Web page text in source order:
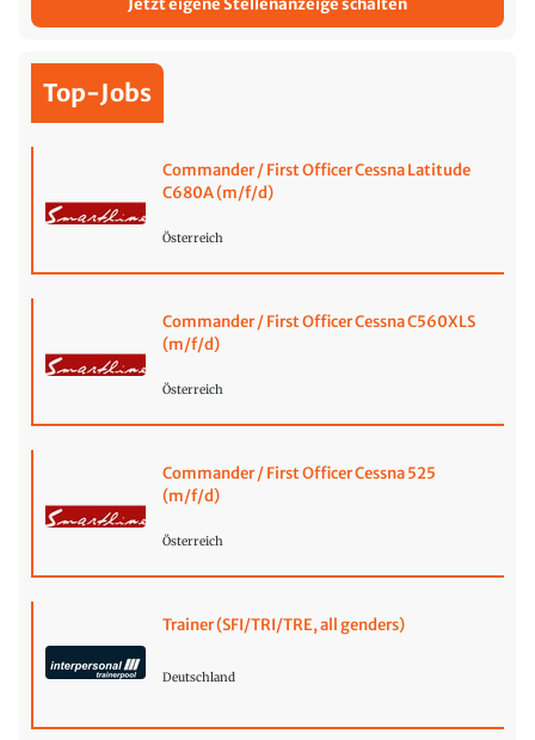
Jetzt eigene Stellenanzeige schalten
Top-Jobs
Commander / First Officer Cessna Latitude
C680A (m/f/d)
Österreich
Commander / First Officer Cessna C560XLS
(m/f/d)
Österreich
Commander / First Officer Cessna 525
(m/f/d)
Österreich
Trainer (SFI/TRI/TRE, all genders)
Deutschland